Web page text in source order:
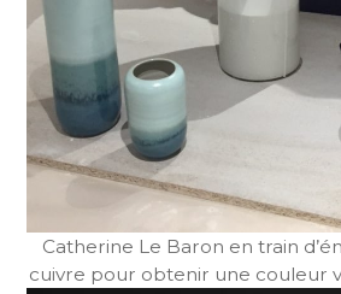
Catherine Le Baron en train
cuivre pour obtenir une couleur